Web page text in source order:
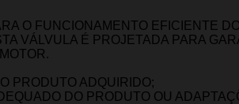
O FUNCIONAMENTO EFICIENTE
VÁLVULA É PROJETADA PARA
PRODUTO ADQUIRIDO;
DO PRODUTO OU